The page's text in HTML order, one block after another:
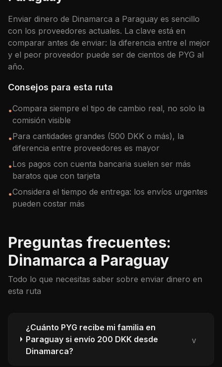
Enviar dinero de Dinamarca a Paraguay es sencillo
con los proveedores actuales. La clave está en
comparar antes de enviar: la diferencia entre el mejor
y el peor proveedor puede ser de cientos de PYG al
año.
Consejos para esta ruta
•Compara siempre el tipo de cambio real, no solo la
comisión visible
•Para cantidades grandes (500 DKK o más), la
diferencia entre proveedores es mayor
•Los pagos con cuenta bancaria suelen ser más
baratos que con tarjeta
•Considera el tiempo de entrega: los envíos urgentes
pueden costar más
Preguntas frecuentes:
Dinamarca a Paraguay
Todo lo que necesitas saber sobre enviar dinero en
esta ruta
¿Cuánto PYG recibe mi familia en
Paraguay si envío 200 DKK desde
Dinamarca?
v